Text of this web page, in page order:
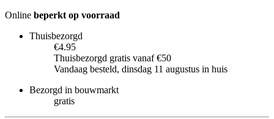
Online beperkt op voorraad
Thuisbezorgd
€4.95
Thuisbezorgd gratis vanaf €50
Vandaag besteld, dinsdag 11 augustus in huis
Bezorgd in bouwmarkt
gratis